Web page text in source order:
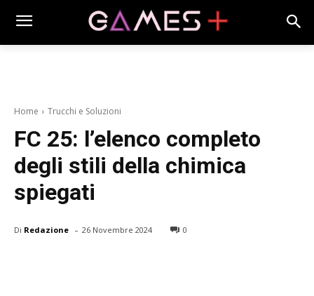
Home Trucchi e Soluzioni
FC 25: l’elenco completo
degli stili della chimica
spiegati
Di Redazione - 26 Novembre 2024 0